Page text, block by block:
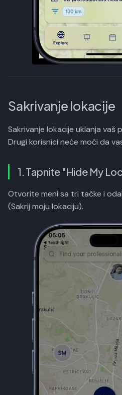
Sakrivanje lokacije
Sakrivanje lokacije uklanja vaš
Drugi korisnici neće moći da
1. Tapnite "Hide My
Otvorite meni sa tri tačke i
(Sakrij moju lokaciju).